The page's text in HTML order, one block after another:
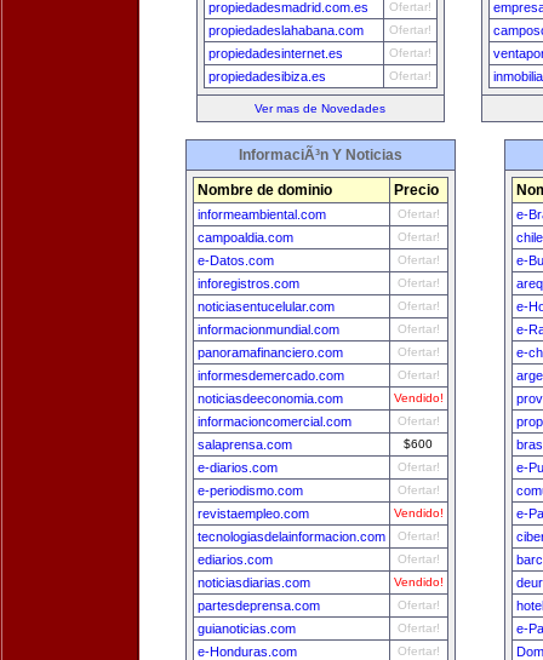
propiedadesmadrid.com.es Ofertar!
propiedadeslahabana.com Ofertar!
propiedadesinternet.es Ofertar!
propiedadesibiza.es Ofertar!
Ver mas de Novedades
InformaciÃ³n Y Noticias
Nombre de dominio Precio
informeambiental.com Ofertar!
campoaldia.com Ofertar!
e-Datos.com Ofertar!
inforegistros.com Ofertar!
noticiasentucelular.com Ofertar!
informacionmundial.com Ofertar!
panoramafinanciero.com Ofertar!
informesdemercado.com Ofertar!
noticiasdeeconomia.com Vendido!
informacioncomercial.com Ofertar!
salaprensa.com $600
e-diarios.com Ofertar!
e-periodismo.com Ofertar!
revistaempleo.com Vendido!
tecnologiasdelainformacion.com Ofertar!
ediarios.com Ofertar!
noticiasdiarias.com Vendido!
partesdeprensa.com Ofertar!
guianoticias.com Ofertar!
e-Honduras.com Ofertar!
e-
e-
e-
e-
e-
e-
e-
e-